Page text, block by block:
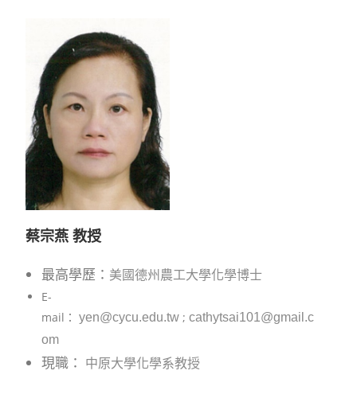
蔡宗燕教授
最高學歷： 美國德州農工大學化學博士
E-
mail：
yen@cycu.edu.tw ;cathytsai101@gmail.c
om
現職： 中原大學化學系教授